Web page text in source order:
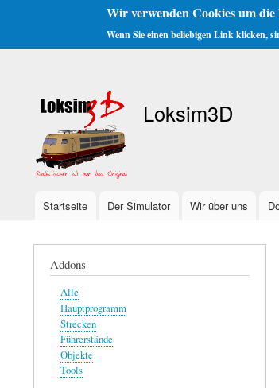
Wir verwenden Cookies um
Wenn Sie einen beliebigen Link klicken,
Loksim3D
Hauptnavigation
Startseite Der Simulator Wir über uns
Addons
Alle
Hauptprogramm
Strecken
Führerstände
Objekte
Tools